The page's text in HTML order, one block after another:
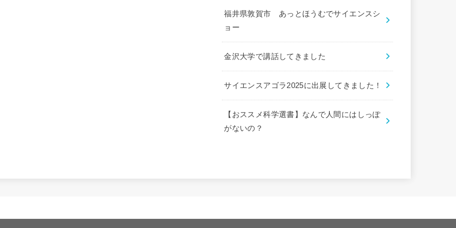
福井県敦賀市 あっとほうむでサイエンスシ
ョー
金沢大学で講話してきました
サイエンスアゴラ2025に出展してきました！
【おススメ科学選書】なんで人間にはしっぽ
がないの？